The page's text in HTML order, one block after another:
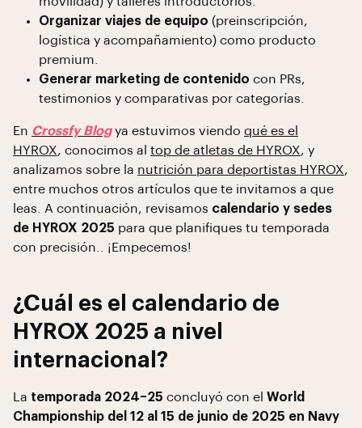
Organizar viajes de equipo (preinscripción,
logística y acompañamiento) como producto
premium.
Generar marketing de contenido con PRs,
testimonios y comparativas por categorías.
En Crossfy Blogya estuvimos viendo qué es el
HYROX, conocimos al top de atletas de HYROX, y
analizamos sobre la nutrición para deportistas HYROX,
entre muchos otros artículos que te invitamos a que
leas. A continuación, revisamos calendario y sedes
de HYROX 2025 para que planifiques tu temporada
con precisión.. ¡Empecemos!
¿Cuál es el calendario de
HYROX 2025 a nivel
internacional?
La temporada 2024–25 concluyó con el World
Championship del 12 al 15 de junio de 2025 en Navy